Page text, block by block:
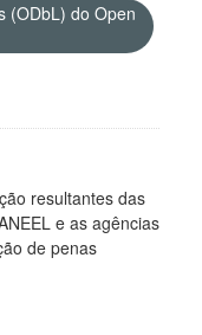
(ODbL) do Open
resultantes das
e as agências
de penas